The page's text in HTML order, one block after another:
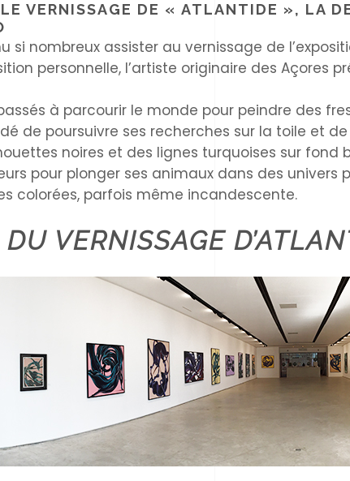
VERNISSAGE DE « ATLANTIDE », LA
si nombreux assister au vernissage de
personnelle, l’artiste originaire des Açores
à parcourir le monde pour peindre des
de poursuivre ses recherches sur la toile et
noires et des lignes turquoises sur fond
pour plonger ses animaux dans des univers
colorées, parfois même incandescente.
VERNISSAGE